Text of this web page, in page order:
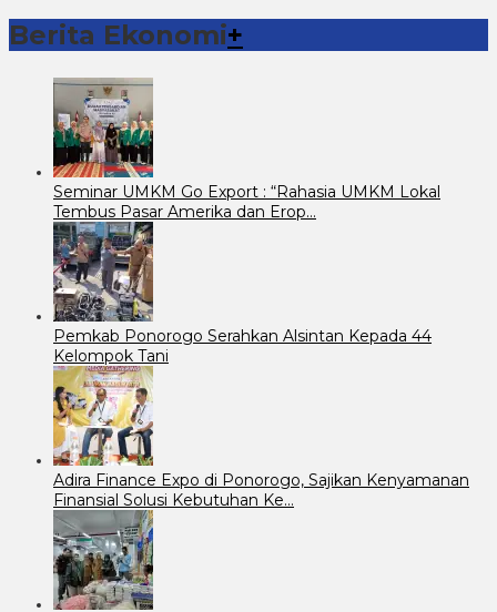
Berita Ekonomi+
Seminar UMKM Go Export : “Rahasia UMKM Lokal
Tembus Pasar Amerika dan Erop…
Pemkab Ponorogo Serahkan Alsintan Kepada 44
Kelompok Tani
Adira Finance Expo di Ponorogo, Sajikan Kenyamanan
Finansial Solusi Kebutuhan Ke…